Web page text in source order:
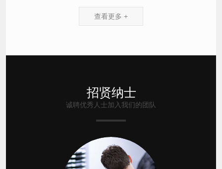
查看更多 +
招贤纳士
诚聘优秀人士加入我们的团队